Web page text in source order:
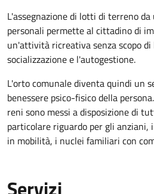
L'assegnazione di lotti di terreno
personali permette al cittadino di
un'attività ricreativa senza scopo
socializzazione e l'autogestione.
L'orto comunale diventa quindi un
benessere psico-fisico della
reni sono messi a disposizione di
particolare riguardo per gli anziani,
in mobilità, i nuclei familiari con